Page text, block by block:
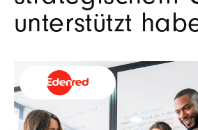
unterstützt